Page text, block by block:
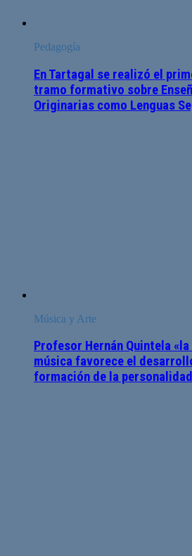
Pedagogía
En Tartagal se realizó el
tramo formativo sobre
Originarias como Lenguas
Música y Arte
Profesor Hernán Quintela
música favorece el
formación de la